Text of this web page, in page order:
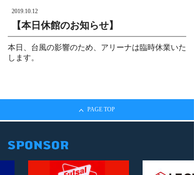
2019.10.12
【本日休館のお知らせ】
本日、台風の影響のため、アリーナは臨時休業いた
します。
PAGE TOP